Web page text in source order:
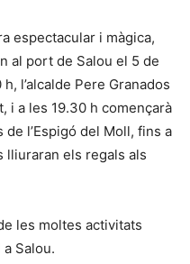
espectacular i màgica,
al port de Salou el 5 de
l’alcalde Pere Granados
i a les 19.30 h començarà
l’Espigó del Moll, fins a
lliuraran els regals als
les moltes activitats
Salou.